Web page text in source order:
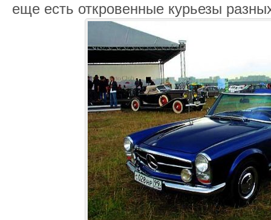
еще есть откровенные курьезы